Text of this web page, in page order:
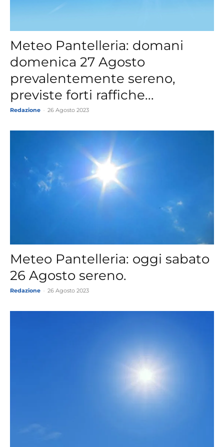
Meteo Pantelleria: domani
domenica 27 Agosto
prevalentemente sereno,
previste forti raffiche...
Redazione 26 Agosto 2023
Meteo Pantelleria: oggi sabato
26 Agosto sereno.
Redazione 26 Agosto 2023